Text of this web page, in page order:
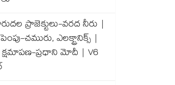
ప్రాజెక్టులు-వరద నీరు |
చమురు, ఎలక్ట్రానిక్స్ |
ప్రధాని మోదీ | V6